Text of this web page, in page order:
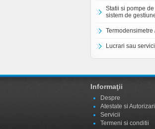
Statii si pompe
sistem de
Termodensimetre
Lucrari sau
Informaţii
Despre
Atestate si Autorizari
Servicii
Termeni si conditii